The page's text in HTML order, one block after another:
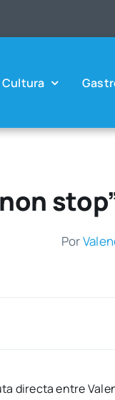
Cul­tu­ra
Por
direc­ta entre